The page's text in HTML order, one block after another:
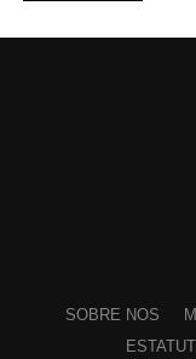
SOBRE NOS